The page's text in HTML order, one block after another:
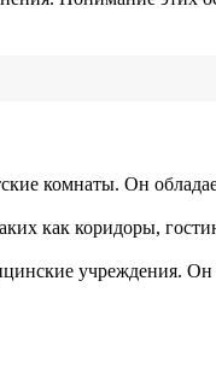
комнаты. Он
как коридоры,
учреждения. Он